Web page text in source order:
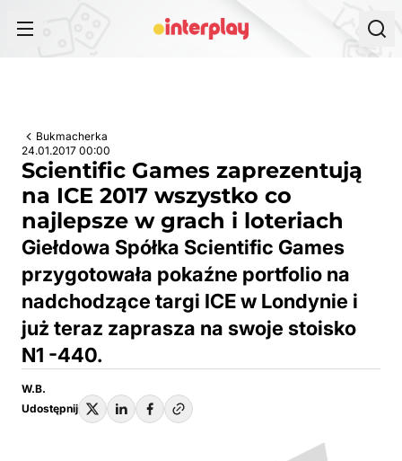
Bukmacherka
24.01.2017 00:00
Scientific Games zaprezentują
na ICE 2017 wszystko co
najlepsze w grach i loteriach
Giełdowa Spółka Scientific Games
przygotowała pokaźne portfolio na
nadchodzące targi ICE w Londynie i
już teraz zaprasza na swoje stoisko
N1 -440.
W.B.
Udostępnij